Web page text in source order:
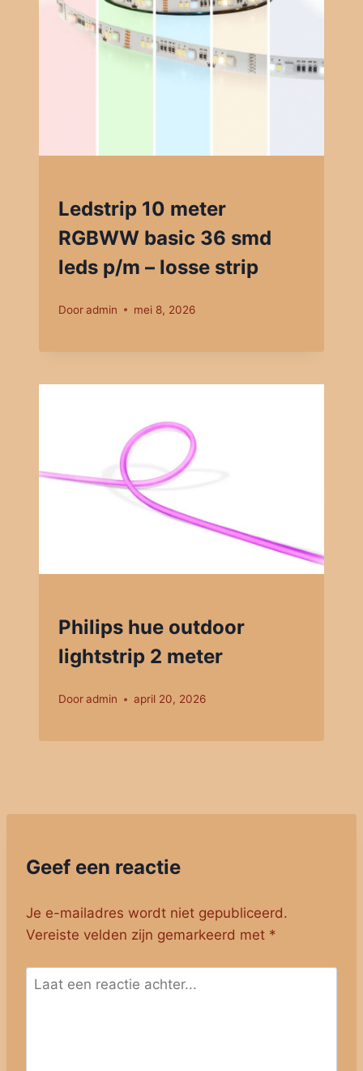
Ledstrip 10 meter
RGBWW basic 36 smd
leds p/m – losse strip
Dooradmin mei 8, 2026
Philips hue outdoor
lightstrip 2 meter
Dooradmin april 20, 2026
Geef een reactie
Je e-mailadres wordt niet gepubliceerd.
Vereiste velden zijn gemarkeerd met *